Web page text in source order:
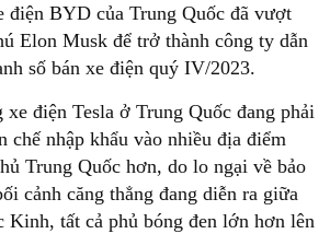
điện BYD của Trung Quốc đã vượt
Elon Musk để trở thành công ty dẫn
số bán xe điện quý IV/2023.
điện Tesla ở Trung Quốc đang phải
chế nhập khẩu vào nhiều địa điểm
Trung Quốc hơn, do lo ngại về bảo
cảnh căng thẳng đang diễn ra giữa
Kinh, tất cả phủ bóng đen lớn hơn lên